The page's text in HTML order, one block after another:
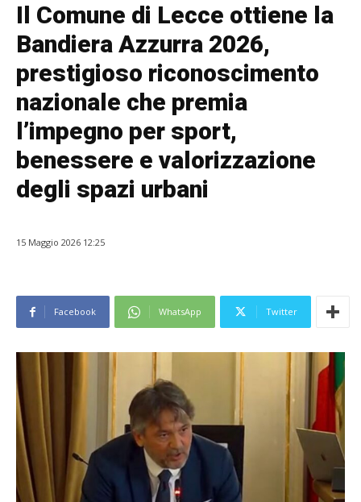
Il Comune di Lecce ottiene la
Bandiera Azzurra 2026,
prestigioso riconoscimento
nazionale che premia
l’impegno per sport,
benessere e valorizzazione
degli spazi urbani
15 Maggio 2026 12:25
Facebook WhatsApp Twitter